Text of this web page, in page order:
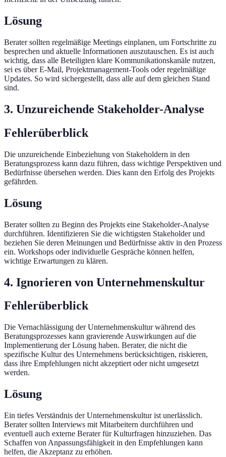
Lösung
Berater sollten regelmäßige Meetings einplanen, um Fortschritte zu
besprechen und aktuelle Informationen auszutauschen. Es ist auch
wichtig, dass alle Beteiligten klare Kommunikationskanäle nutzen,
sei es über E-Mail, Projektmanagement-Tools oder regelmäßige
Updates. So wird sichergestellt, dass alle auf dem gleichen Stand
sind.
3. Unzureichende Stakeholder-Analyse
Fehlerüberblick
Die unzureichende Einbeziehung von Stakeholdern in den
Beratungsprozess kann dazu führen, dass wichtige Perspektiven und
Bedürfnisse übersehen werden. Dies kann den Erfolg des Projekts
gefährden.
Lösung
Berater sollten zu Beginn des Projekts eine Stakeholder-Analyse
durchführen. Identifizieren Sie die wichtigsten Stakeholder und
beziehen Sie deren Meinungen und Bedürfnisse aktiv in den Prozess
ein. Workshops oder individuelle Gespräche können helfen,
wichtige Erwartungen zu klären.
4. Ignorieren von Unternehmenskultur
Fehlerüberblick
Die Vernachlässigung der Unternehmenskultur während des
Beratungsprozesses kann gravierende Auswirkungen auf die
Implementierung der Lösung haben. Berater, die nicht die
spezifische Kultur des Unternehmens berücksichtigen, riskieren,
dass ihre Empfehlungen nicht akzeptiert oder nicht umgesetzt
werden.
Lösung
Ein tiefes Verständnis der Unternehmenskultur ist unerlässlich.
Berater sollten Interviews mit Mitarbeitern durchführen und
eventuell auch externe Berater für Kulturfragen hinzuziehen. Das
Schaffen von Anpassungsfähigkeit in den Empfehlungen kann
helfen, die Akzeptanz zu erhöhen.